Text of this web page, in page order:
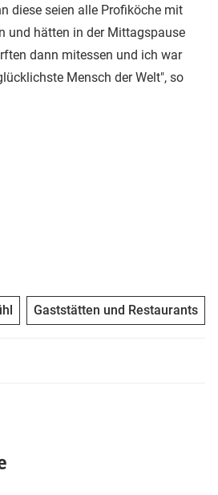
diese seien alle Profiköche mit
und hätten in der Mittagspause
dann mitessen und ich war
Mensch der Welt", so
Gaststätten und Restaurants